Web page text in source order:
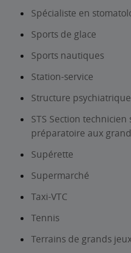
Spécialiste en
Sports de glace
Sports nautiques
Station-service
Structure
STS Section technicien
préparatoire aux
Supérette
Supermarché
Taxi-VTC
Tennis
Terrains de grands